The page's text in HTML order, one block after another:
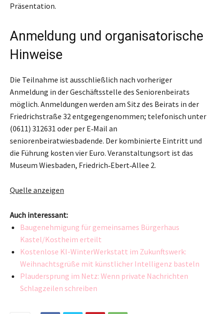
Präsentation.
Anmeldung und organisatorische
Hinweise
Die Teilnahme ist ausschließlich nach vorheriger
Anmeldung in der Geschäftsstelle des Seniorenbeirats
möglich. Anmeldungen werden am Sitz des Beirats in der
Friedrichstraße 32 entgegengenommen; telefonisch unter
(0611) 312631 oder per E‑Mail an
seniorenbeiratwiesbadende. Der kombinierte Eintritt und
die Führung kosten vier Euro. Veranstaltungsort ist das
Museum Wiesbaden, Friedrich‑Ebert‑Allee 2.
Quelle anzeigen
Auch interessant:
Baugenehmigung für gemeinsames Bürgerhaus
Kastel/Kostheim erteilt
Kostenlose KI-WinterWerkstatt im Zukunftswerk:
Weihnachtsgrüße mit künstlicher Intelligenz basteln
Plaudersprung im Netz: Wenn private Nachrichten
Schlagzeilen schreiben